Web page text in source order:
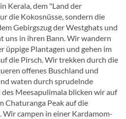
Kerala, dem "Land der
die Kokosnüsse, sondern die
Gebirgszug der Westghats und
uns in ihren Bann. Wir wandern
üppige Plantagen und gehen im
die Pirsch. Wir trekken durch die
offenes Buschland und
waten durch sprudelnde
Meesapulimala blicken wir auf
Chaturanga Peak auf die
Wir campen in einer Kardamom-